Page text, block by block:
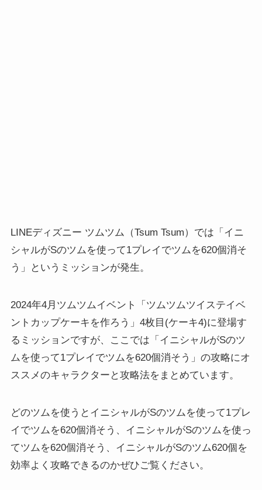
LINEディズニー ツムツム（Tsum Tsum）では「イニ
シャルがSのツムを使って1プレイでツムを620個消そ
う」というミッションが発生。
2024年4月ツムツムイベント「ツムツムツイステイベ
ントカップケーキを作ろう」4枚目(ケーキ4)に登場す
るミッションですが、ここでは「イニシャルがSのツ
ムを使って1プレイでツムを620個消そう」の攻略にオ
ススメのキャラクターと攻略法をまとめています。
どのツムを使うとイニシャルがSのツムを使って1プレ
イでツムを620個消そう、イニシャルがSのツムを使っ
てツムを620個消そう、イニシャルがSのツム620個を
効率よく攻略できるのかぜひご覧ください。